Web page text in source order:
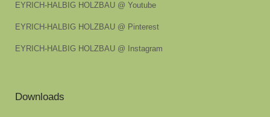
EYRICH-HALBIG HOLZBAU @ Youtube
EYRICH-HALBIG HOLZBAU @ Pinterest
EYRICH-HALBIG HOLZBAU @ Instagram
Downloads